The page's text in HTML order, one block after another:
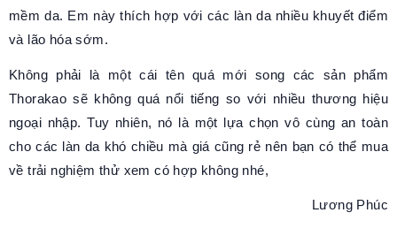
mềm da. Em này thích hợp với các làn da nhiều khuyết điểm
và lão hóa sớm.
Không phải là một cái tên quá mới song các sản phẩm
Thorakao sẽ không quá nổi tiếng so với nhiều thương hiệu
ngoại nhập. Tuy nhiên, nó là một lựa chọn vô cùng an toàn
cho các làn da khó chiều mà giá cũng rẻ nên bạn có thể mua
về trải nghiệm thử xem có hợp không nhé,
Lương Phúc